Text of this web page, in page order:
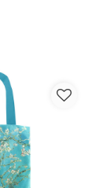
Van
fits all